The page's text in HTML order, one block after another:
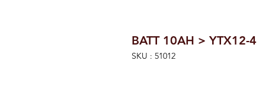
BATT 10AH > YTX12-4
SKU : 51012